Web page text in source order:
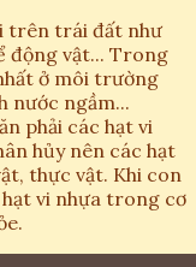
trên trái đất như
động vật... Trong
ở môi trường
nước ngầm...
phải các hạt vi
hủy nên các hạt
thực vật. Khi con
vi nhựa trong cơ